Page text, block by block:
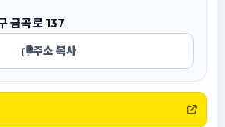
금곡로 137
주소 복사